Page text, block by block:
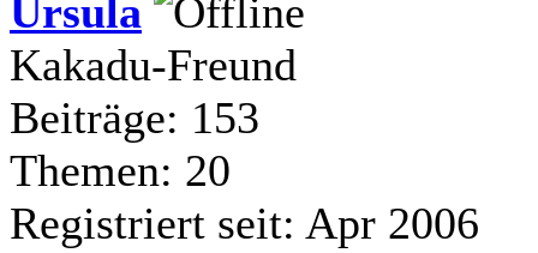
Ursula
Kakadu-Freund
Beiträge: 153
Themen: 20
Registriert seit: Apr 2006